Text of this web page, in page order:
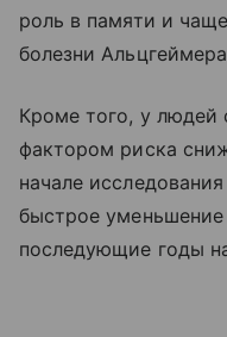
роль в памяти и
болезни
Кроме того, у людей
фактором риска
начале
быстрое
последующие годы